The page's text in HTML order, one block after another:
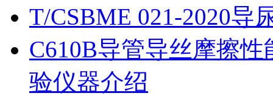
T/CSBME 021-2020导
C610B导管导丝摩擦
验仪器介绍